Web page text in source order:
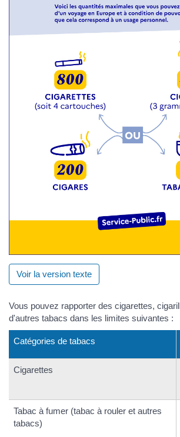
Voir la version texte
Vous pouvez rapporter des cigarettes,
d'autres tabacs dans les limites suivantes :
Catégories de tabacs
Cigarettes
Tabac à fumer (tabac à rouler et autres
tabacs)